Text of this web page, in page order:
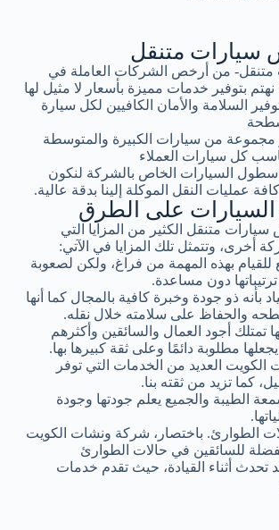
سيارات متنقل
متنقل- من أرخص الشركات العاملة في
بتوفير خدمات مميزة بأسعار لا مثيل لها
السلامة والأمان الكافيين لكل سيارة
مجموعة من سيارات الكبيرة والمتوسطة
كل سيارات العملاء
السيارات الخاص بالشركة لنكون
عمليات النقل الموكلة إلينا بدقة عالية.
السيارات على الطرق
متنقل الكثير من المزايا التي
أخرى، وتتمثل تلك المزايا في الآتي:
للقيام بهذه المهمة من فراغ، ولكن لصعوبة
ترتيباتها دون مساعدة.
بأنه ذو جودة وخبرة كافية بالمجال كما أنها
والحفاظ على سلامته خلال نقله.
تمتلك أجود العمال والسائقين وأكثرهم
مطلوبة دائمًا وعلى ثقة كبيرها بها.
العديد من الخدمات التي توفر
كما تزيد من ثقته بنا.
الطيبة والجميع يعلم جودتها وجودة
الطوارئ. باختصار، شركة ونشات الكويت
للسائقين في حالات الطوارئ
تحدث أثناء القيادة، حيث تقدم خدمات